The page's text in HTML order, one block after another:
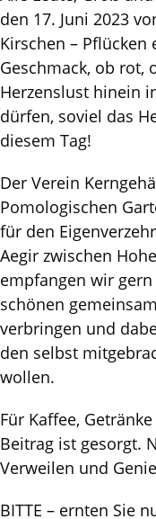
den 17. Juni 2023
Kirschen –
Geschmack, ob rot,
Herzenslust hinein
dürfen, soviel das
diesem Tag!
Der Verein
Pomologischen
für den
Aegir zwischen
empfangen wir
schönen
verbringen und
den selbst
wollen.
Für Kaffee,
Beitrag ist gesorgt.
Verweilen und
BITTE – ernten Sie